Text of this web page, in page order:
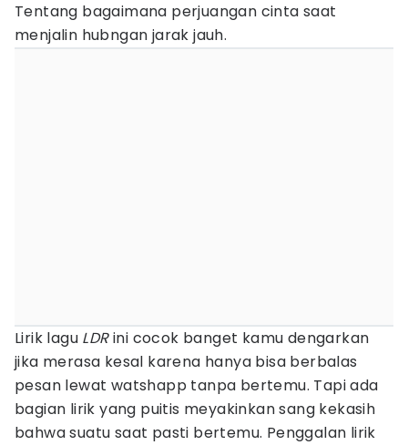
Tentang bagaimana perjuangan cinta saat
menjalin hubngan jarak jauh.
Lirik lagu LDRini cocok banget kamu dengarkan
jika merasa kesal karena hanya bisa berbalas
pesan lewat watshapp tanpa bertemu. Tapi ada
bagian lirik yang puitis meyakinkan sang kekasih
bahwa suatu saat pasti bertemu. Penggalan lirik